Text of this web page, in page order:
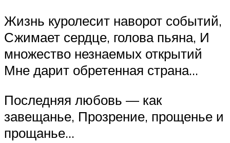
Жизнь куролесит наворот событий,
Сжимает сердце, голова пьяна, И
множество незнаемых открытий
Мне дарит обретенная страна…
Последняя любовь — как
завещанье, Прозрение, прощенье и
прощанье…